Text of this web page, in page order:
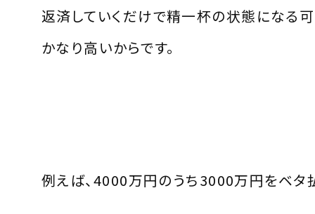
返済していくだけで精一杯の状態になる
かなり高いからです。
例えば、 4000万円のうち3000万円をベタ